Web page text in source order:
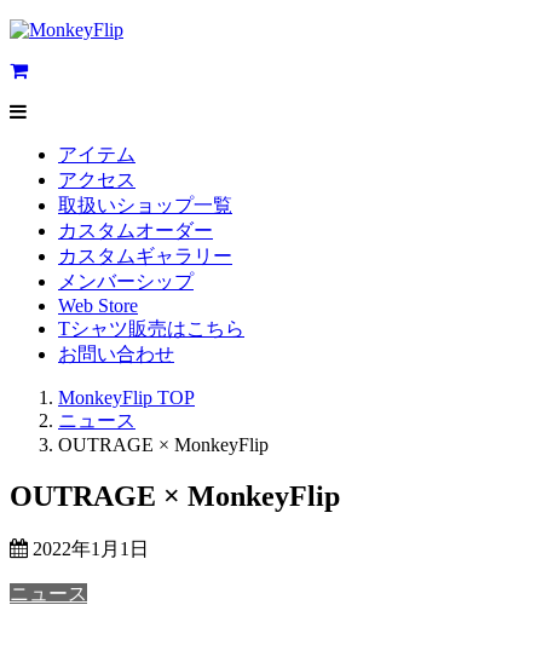
アイテム
アクセス
取扱いショップ一覧
カスタムオーダー
カスタムギャラリー
メンバーシップ
Web Store
Tシャツ販売はこちら
お問い合わせ
MonkeyFlip TOP
ニュース
OUTRAGE × MonkeyFlip
OUTRAGE × MonkeyFlip
2022年1月1日
ニュース